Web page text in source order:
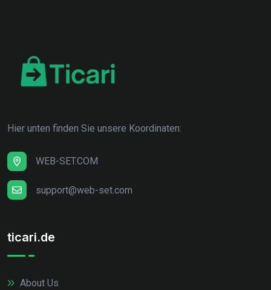
Hier unten finden Sie unsere Koordinaten:
WEB-SET.COM
support@web-set.com
ticari.de
About Us